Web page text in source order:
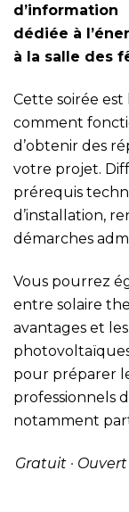
d’information
dédiée à
à la salle des
Cette soirée est
comment
d’obtenir des
votre projet.
prérequis
d’installation,
démarches
Vous pourrez
entre solaire
avantages et
pour préparer
professionnels
notamment
Gratuit ·